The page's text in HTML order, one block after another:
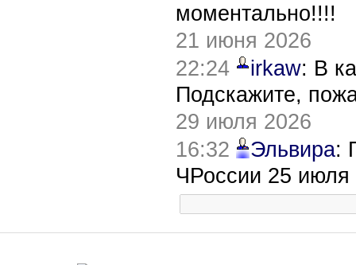
моментально!!!!
21 июня 2026
22:24
irkaw: В
Подскажите,
29 июля 2026
16:32
Эльвира:
ЧРоссии 25 июля